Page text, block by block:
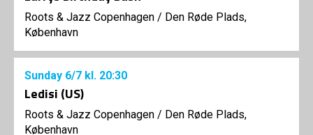
Roots & Jazz Copenhagen / Den Røde Plads,
København
Sunday 6/7 kl. 20:30
Ledisi (US)
Roots & Jazz Copenhagen / Den Røde Plads,
København